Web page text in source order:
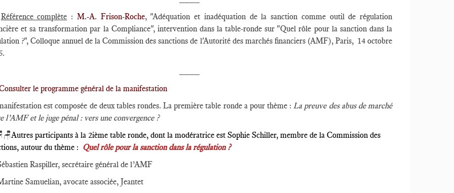
Référence complète : M.-A. Frison-Roche, "Adéquation et inadéquation de la sanction comme outil de régulation
et sa transformation par la Compliance", intervention dans la table-ronde sur "Quel rôle pour la sanction dans la
?", Colloque annuel de la Commission des sanctions de l'Autorité des marchés financiers (AMF), Paris, 14 octobre
le programme général de la manifestation
est composée de deux tables rondes. La première table ronde a pour thème :La preuve des abus de marché
l’AMF et le juge pénal : vers une convergence ?
Autres participants à la 2ième table ronde, dont la modératrice est Sophie Schiller, membre de la Commission des
autour du thème : Quel rôle pour la sanction dans la régulation ?
Raspiller, secrétaire général de l’AMF
Samuelian, avocate associée, Jeantet